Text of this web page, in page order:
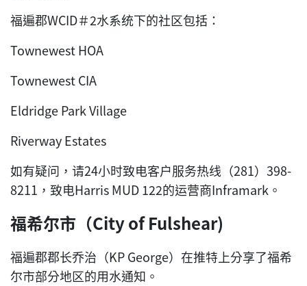
福遍郡WCID＃2水系统下的社区包括：
Townewest HOA
Townewest CIA
Eldridge Park Village
Riverway Estates
如有疑问，请24小时致电客户服务热线（281）398-
8211，致电Harris MUD 122的运营商Inframark。
福希尔市（City of Fulshear)
福遍郡郡长乔治（KP George）在推特上分享了福希
尔市部分地区的用水通知。